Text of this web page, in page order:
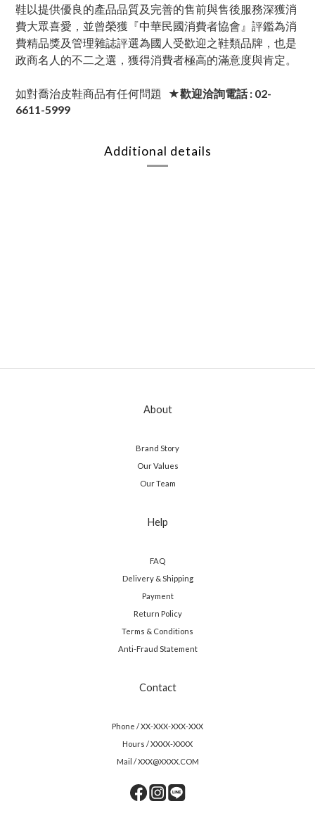
鞋以提供優良的產品品質及完善的售前與售後服務深獲消
費大眾喜愛，並曾榮獲『中華民國消費者協會』評鑑為消
費精品獎及管理雜誌評選為國人受歡迎之鞋類品牌，也是
政商名人的不二之選，獲得消費者極高的滿意度與肯定。
如對喬治皮鞋商品有任何問題
★歡迎洽詢電話 : 02-
6611-5999
Additional details
About
Brand Story
Our Values
Our Team
Help
FAQ
Delivery & Shipping
Payment
Return Policy
Terms & Conditions
Anti-Fraud Statement
Contact
Phone / XX-XXX-XXX-XXX
Hours / XXXX-XXXX
Mail / XXX@XXXX.COM